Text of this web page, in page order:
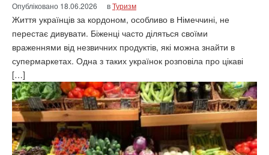
Опубліковано 18.06.2026 вТуризм
Життя українців за кордоном, особливо в Німеччині, не
перестає дивувати. Біженці часто діляться своїми
враженнями від незвичних продуктів, які можна знайти в
супермаркетах. Одна з таких українок розповіла про цікаві
[…]